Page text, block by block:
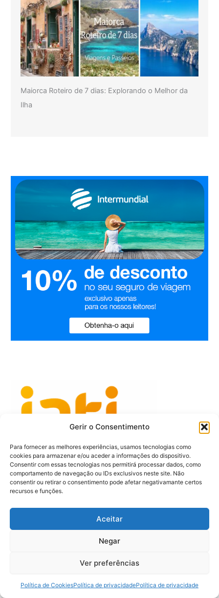
Gerir o Consentimento
Para fornecer as melhores experiências, usamos tecnologias como
cookies para armazenar e/ou aceder a informações do dispositivo.
Consentir com essas tecnologias nos permitirá processar dados, como
comportamento de navegação ou IDs exclusivos neste site. Não
consentir ou retirar o consentimento pode afetar negativamante certos
recursos e funções.
Aceitar
Negar
Ver preferências
Política de CookiesPolítica de privacidadePolítica de privacidade
Maiorca Roteiro de 7 dias: Explorando o Melhor da
Ilha